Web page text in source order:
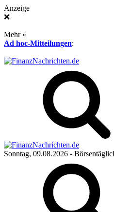
Anzeige
❌
Mehr »
Ad hoc-Mitteilungen:
Sonntag, 09.08.2026 -